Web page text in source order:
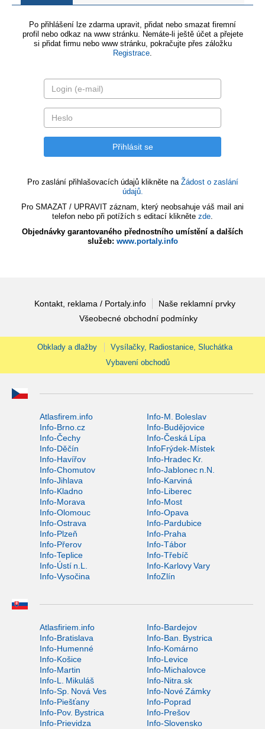
Po přihlášení lze zdarma upravit, přidat nebo smazat firemní
profil nebo odkaz na www stránku. Nemáte-li ještě účet a přejete
si přidat firmu nebo www stránku, pokračujte přes záložku
Registrace.
Pro zaslání přihlašovacích údajů klikněte na Žádost o zaslání
údajů.
Pro SMAZAT / UPRAVIT záznam, který neobsahuje váš mail ani
telefon nebo při potížích s editací klikněte zde.
Objednávky garantovaného přednostního umístění a dalších
služeb: www.portaly.info
Kontakt, reklama / Portaly.info
Naše reklamní prvky
Všeobecné obchodní podmínky
Obklady a dlažby
Vysílačky, Radiostanice, Sluchátka
Vybavení obchodů
Atlasfirem.info
Info-M. Boleslav
Info-Brno.cz
Info-Budějovice
Info-Čechy
Info-Česká Lípa
Info-Děčín
InfoFrýdek-Místek
Info-Havířov
Info-Hradec Kr.
Info-Chomutov
Info-Jablonec n.N.
Info-Jihlava
Info-Karviná
Info-Kladno
Info-Liberec
Info-Morava
Info-Most
Info-Olomouc
Info-Opava
Info-Ostrava
Info-Pardubice
Info-Plzeň
Info-Praha
Info-Přerov
Info-Tábor
Info-Teplice
Info-Třebíč
Info-Ústí n.L.
Info-Karlovy Vary
Info-Vysočina
InfoZlín
Atlasfiriem.info
Info-Bardejov
Info-Bratislava
Info-Ban. Bystrica
Info-Humenné
Info-Komárno
Info-Košice
Info-Levice
Info-Martin
Info-Michalovce
Info-L. Mikuláš
Info-Nitra.sk
Info-Sp. Nová Ves
Info-Nové Zámky
Info-Piešťany
Info-Poprad
Info-Pov. Bystrica
Info-Prešov
Info-Prievidza
Info-Slovensko